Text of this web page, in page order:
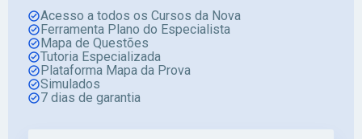
Acesso a todos os Cursos da Nova
Ferramenta Plano do Especialista
Mapa de Questões
Tutoria Especializada
Plataforma Mapa da Prova
Simulados
7 dias de garantia